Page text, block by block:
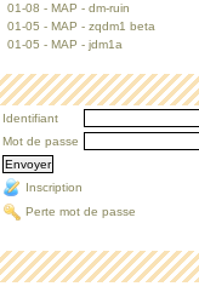
01-08 - MAP - dm-ruin
01-05 - MAP - zqdm1 beta
01-05 - MAP - jdm1a
Identifiant
Mot de passe
Inscription
Perte mot de passe